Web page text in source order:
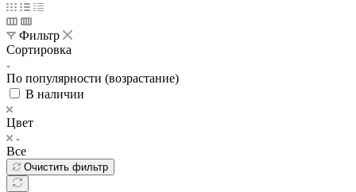
Фильтр
Сортировка
По популярности (возрастание)
В наличии
Цвет
Все
Очистить фильтр